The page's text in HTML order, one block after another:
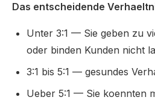
Das entscheidende
Unter 3:1 — Sie geben zu
oder binden Kunden nicht
3:1 bis 5:1 — gesundes
Ueber 5:1 — Sie koennten